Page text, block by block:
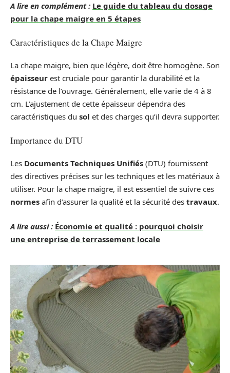
A lire en complément : Le guide du tableau du dosage
pour la chape maigre en 5 étapes
Caractéristiques de la Chape Maigre
La chape maigre, bien que légère, doit être homogène. Son
épaisseur est cruciale pour garantir la durabilité et la
résistance de l’ouvrage. Généralement, elle varie de 4 à 8
cm. L’ajustement de cette épaisseur dépendra des
caractéristiques du sol et des charges qu’il devra supporter.
Importance du DTU
Les Documents Techniques Unifiés (DTU) fournissent
des directives précises sur les techniques et les matériaux à
utiliser. Pour la chape maigre, il est essentiel de suivre ces
normes afin d’assurer la qualité et la sécurité des travaux.
A lire aussi : Économie et qualité : pourquoi choisir
une entreprise de terrassement locale